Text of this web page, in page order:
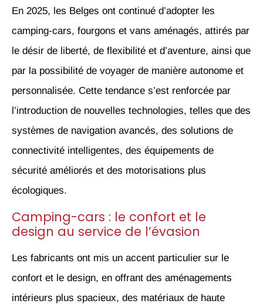
En 2025, les Belges ont continué d’adopter les
camping-cars, fourgons et vans aménagés, attirés par
le désir de liberté, de flexibilité et d’aventure, ainsi que
par la possibilité de voyager de manière autonome et
personnalisée. Cette tendance s’est renforcée par
l’introduction de nouvelles technologies, telles que des
systèmes de navigation avancés, des solutions de
connectivité intelligentes, des équipements de
sécurité améliorés et des motorisations plus
écologiques.
Camping-cars : le confort et le
design au service de l’évasion
Les fabricants ont mis un accent particulier sur le
confort et le design, en offrant des aménagements
intérieurs plus spacieux, des matériaux de haute